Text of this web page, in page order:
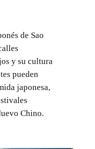
de Sao
y su cultura
pueden
japonesa,
Chino.